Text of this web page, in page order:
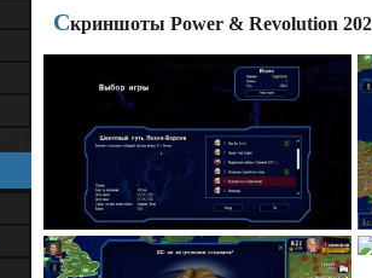
Скриншоты Power & Revolution